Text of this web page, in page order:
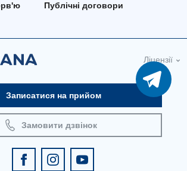
Публічні договори
Ліцензії
Записатися на прийом
Замовити дзвінок